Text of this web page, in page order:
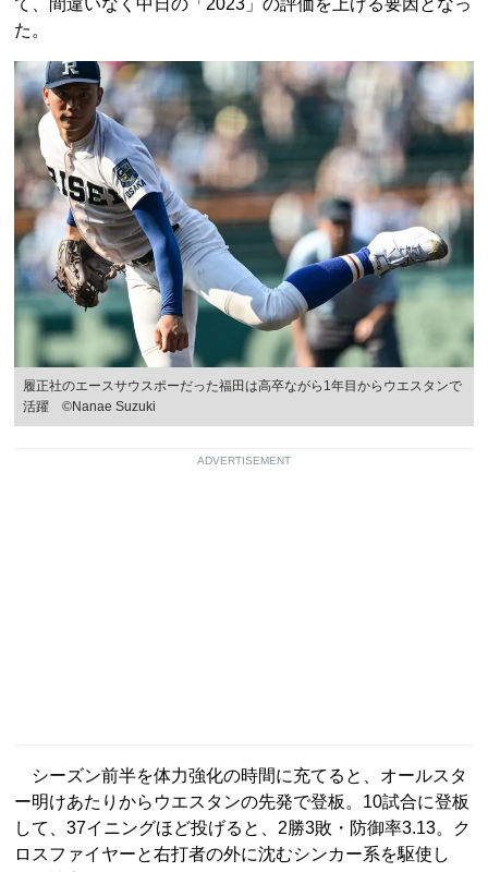
て、間違いなく中日の「2023」の評価を上げる要因となっ
た。
履正社のエースサウスポーだった福田は高卒ながら1年目からウエスタンで
活躍 ©︎Nanae Suzuki
ADVERTISEMENT
シーズン前半を体力強化の時間に充てると、オールスタ
ー明けあたりからウエスタンの先発で登板。10試合に登板
して、37イニングほど投げると、2勝3敗・防御率3.13。ク
ロスファイヤーと右打者の外に沈むシンカー系を駆使し